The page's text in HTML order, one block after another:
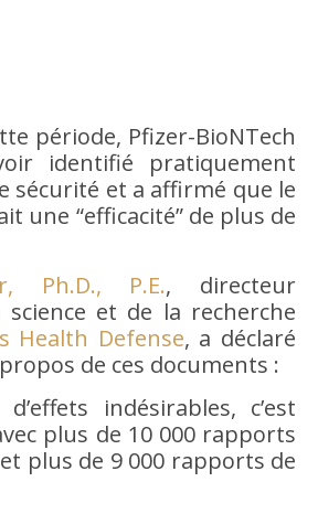
période, Pfizer-BioNTech
identifié pratiquement
sécurité et a affirmé que le
une “efficacité” de plus de
Ph.D., P.E., directeur
et de la recherche
Health Defense, a déclaré
de ces documents :
indésirables, c’est
plus de 10 000 rapports
plus de 9 000 rapports de